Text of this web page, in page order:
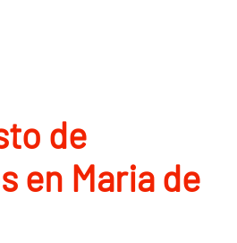
de
en Maria de